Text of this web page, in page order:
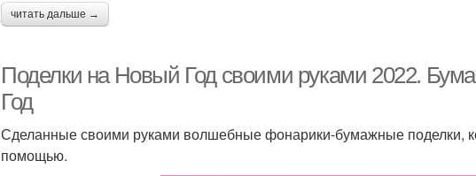
читать дальше →
Поделки на Новый Год своими руками 2022.
Год
Сделанные своими руками волшебные фонарики-бумажные поделки,
помощью.